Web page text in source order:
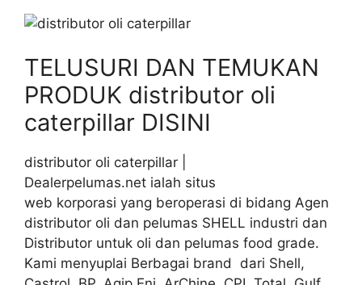
TELUSURI DAN TEMUKAN
PRODUK distributor oli
caterpillar DISINI
distributor oli caterpillar |
Dealerpelumas.net ialah situs
web korporasi yang beroperasi di bidang Agen
distributor oli dan pelumas SHELL industri dan
Distributor untuk oli dan pelumas food grade.
Kami menyuplai Berbagai brand dari Shell,